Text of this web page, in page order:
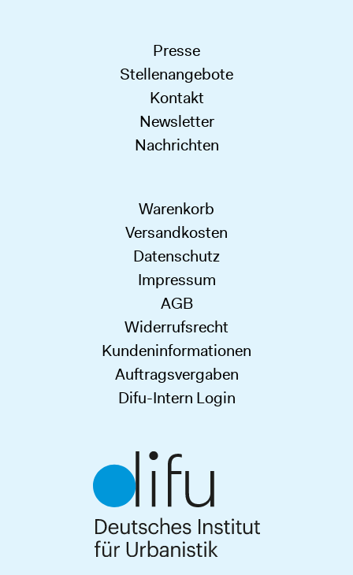
Presse
Stellenangebote
Kontakt
Newsletter
Nachrichten
Warenkorb
Versandkosten
Datenschutz
Impressum
AGB
Widerrufsrecht
Kundeninformationen
Auftragsvergaben
Difu-Intern Login